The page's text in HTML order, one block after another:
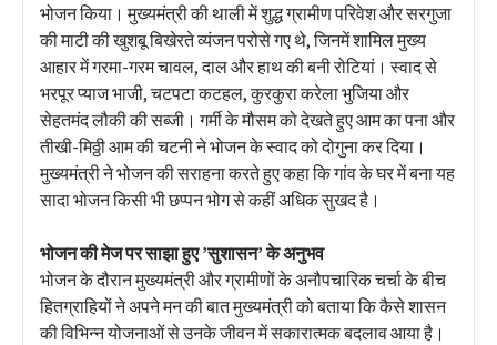
भोजन किया। मुख्यमंत्री की थाली में शुद्ध ग्रामीण परिवेश और सरगुजा
की माटी की खुशबू बिखेरते व्यंजन परोसे गए थे, जिनमें शामिल मुख्य
आहार में गरमा-गरम चावल, दाल और हाथ की बनी रोटियां। स्वाद से
भरपूर प्याज भाजी, चटपटा कटहल, कुरकुरा करेला भुजिया और
सेहतमंद लौकी की सब्जी। गर्मी के मौसम को देखते हुए आम का पना और
तीखी-मिठ्ठी आम की चटनी ने भोजन के स्वाद को दोगुना कर दिया।
मुख्यमंत्री ने भोजन की सराहना करते हुए कहा कि गांव के घर में बना यह
सादा भोजन किसी भी छप्पन भोग से कहीं अधिक सुखद है।
भोजन की मेज पर साझा हुए ’सुशासन’ के अनुभव
भोजन के दौरान मुख्यमंत्री और ग्रामीणों के अनौपचारिक चर्चा के बीच
हितग्राहियों ने अपने मन की बात मुख्यमंत्री को बताया कि कैसे शासन
की विभिन्न योजनाओं से उनके जीवन में सकारात्मक बदलाव आया है।